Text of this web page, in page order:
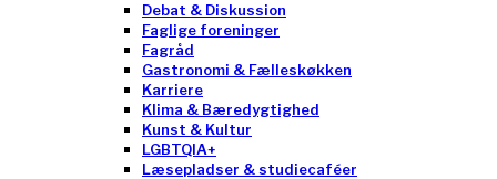
Debat & Diskussion
Faglige foreninger
Fagråd
Gastronomi & Fælleskøkken
Karriere
Klima & Bæredygtighed
Kunst & Kultur
LGBTQIA+
Læsepladser & studiecaféer